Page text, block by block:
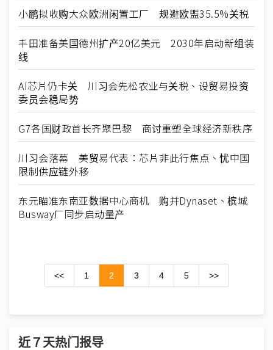
小鹏拟收购大众欧洲闲置工厂 规避欧盟35.5%关税
丰田准备美国德州扩产20亿美元 2030年启动新组装
线
AI芯片仍卡关 川习会先松农业与关税、设贸易投资
委员会稳局势
G7各国财政首长齐聚巴黎 商讨重塑全球经济新秩序
川习会落幕 美贸易代表：芯片非此行焦点、忧中国
限制供应链外移
东元瞄准东南亚数据中心商机 购并Dynaset、槟城
Busway厂同步启动量产
<< 1 2 3 4 5 >>
近７天热门报导